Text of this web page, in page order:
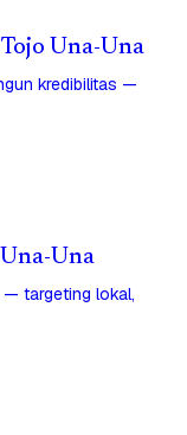
Una-Una
kredibilitas —
Una
— targeting lokal,